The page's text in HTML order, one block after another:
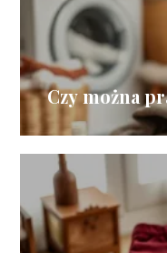
Czy można